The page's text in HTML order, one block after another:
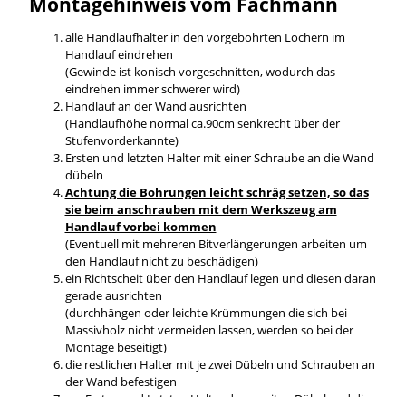
alle Handlaufhalter in den vorgebohrten Löchern im
Handlauf eindrehen
(Gewinde ist konisch vorgeschnitten, wodurch das
eindrehen immer schwerer wird)
Handlauf an der Wand ausrichten
(Handlaufhöhe normal ca.90cm senkrecht über der
Stufenvorderkannte)
Ersten und letzten Halter mit einer Schraube an die Wand
dübeln
Achtung die Bohrungen leicht schräg setzen, so das
sie beim anschrauben mit dem Werkszeug am
Handlauf vorbei kommen
(Eventuell mit mehreren Bitverlängerungen arbeiten um
den Handlauf nicht zu beschädigen)
ein Richtscheit über den Handlauf legen und diesen daran
gerade ausrichten
(durchhängen oder leichte Krümmungen die sich bei
Massivholz nicht vermeiden lassen, werden so bei der
Montage beseitigt)
die restlichen Halter mit je zwei Dübeln und Schrauben an
der Wand befestigen